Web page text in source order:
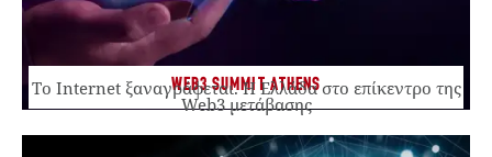
WEB3 SUMMIT ATHENS
Το Internet ξαναγράφεται. Η Ελλάδα στο επίκεντρο της
Web3 μετάβασης